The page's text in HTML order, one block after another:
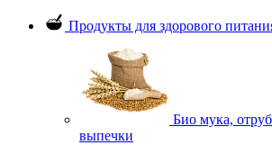
Продукты для здорового
Био мука,
выпечки